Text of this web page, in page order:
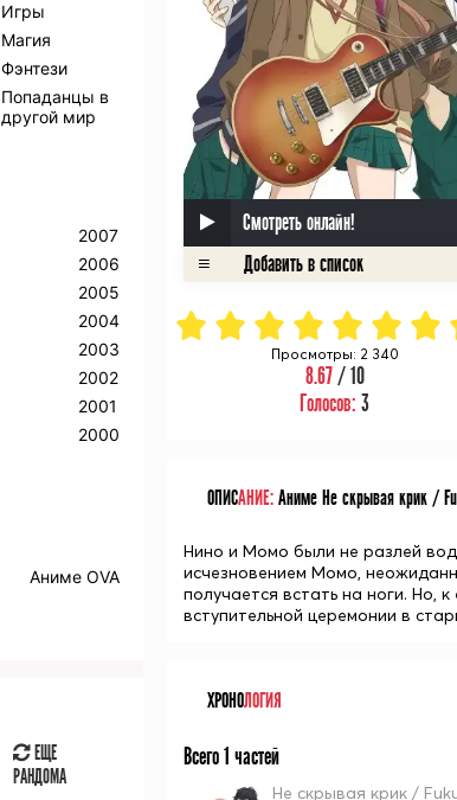
Смотреть онлайн!
Просмотры: 2 340
8.67/ 10
Голосов:3
ОПИСАНИЕ:Аниме Не скрывая крик /
Нино и Момо были не разлей
исчезновением Момо,
получается встать на ноги. Но,
вступительной церемонии в
ХРОНОЛОГИЯ
Всего 1 частей
Не скрывая крик /
Игры
Магия
Фэнтези
Попаданцы в
другой мир
2007
2006
2005
2004
2003
2002
2001
2000
Аниме OVA
ЕЩЕ
РАНДОМА